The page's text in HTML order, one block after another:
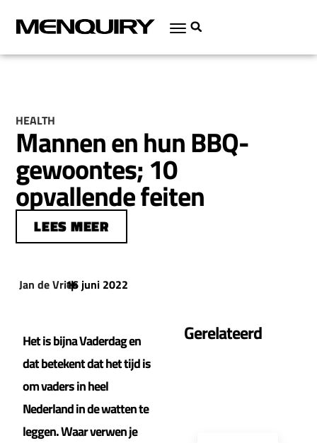
HEALTH
Mannen en hun BBQ-
gewoontes; 10
opvallende feiten
LEES MEER
Jan de Vries
|
16 juni 2022
Het is bijna Vaderdag en
dat betekent dat het tijd is
om vaders in heel
Nederland in de watten te
leggen. Waar verwen je
Gerelateerd